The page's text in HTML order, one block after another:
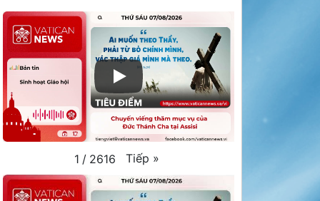
1 / 2616 Tiếp »